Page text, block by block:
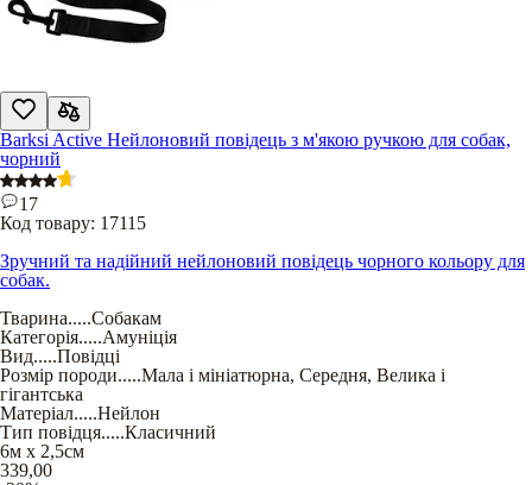
Barksi Active Нейлоновий повідець з м'якою ручкою для собак,
чорний
17
Код товару: 17115
Зручний та надійний нейлоновий повідець чорного кольору для
собак.
Тварина.....Собакам
Категорія.....Амуніція
Вид.....Повідці
Розмір породи.....Мала і мініатюрна, Середня, Велика і
гігантська
Матеріал.....Нейлон
Тип повідця.....Класичний
6м х 2,5см
339,00